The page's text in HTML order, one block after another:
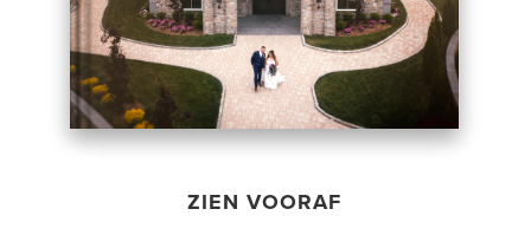
ZIEN VOORAF